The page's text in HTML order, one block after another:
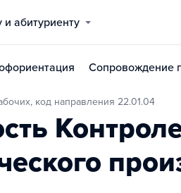
и абитуриенту
Сопровождение
код направления 22.01.04